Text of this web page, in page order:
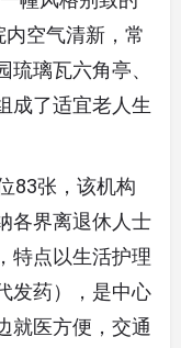
空气清新，常
璃瓦六角亭、
成了适宜老人生
83张，该机构
各界离退休人士
特点以生活护理
发药），是中心
就医方便，交通